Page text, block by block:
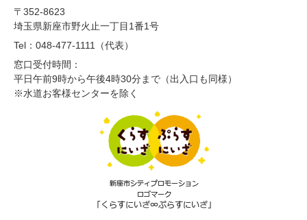
〒352-8623
埼玉県新座市野火止一丁目1番1号
Tel：048-477-1111（代表）
窓口受付時間：
平日午前9時から午後4時30分まで（出入口も同様）
※水道お客様センターを除く